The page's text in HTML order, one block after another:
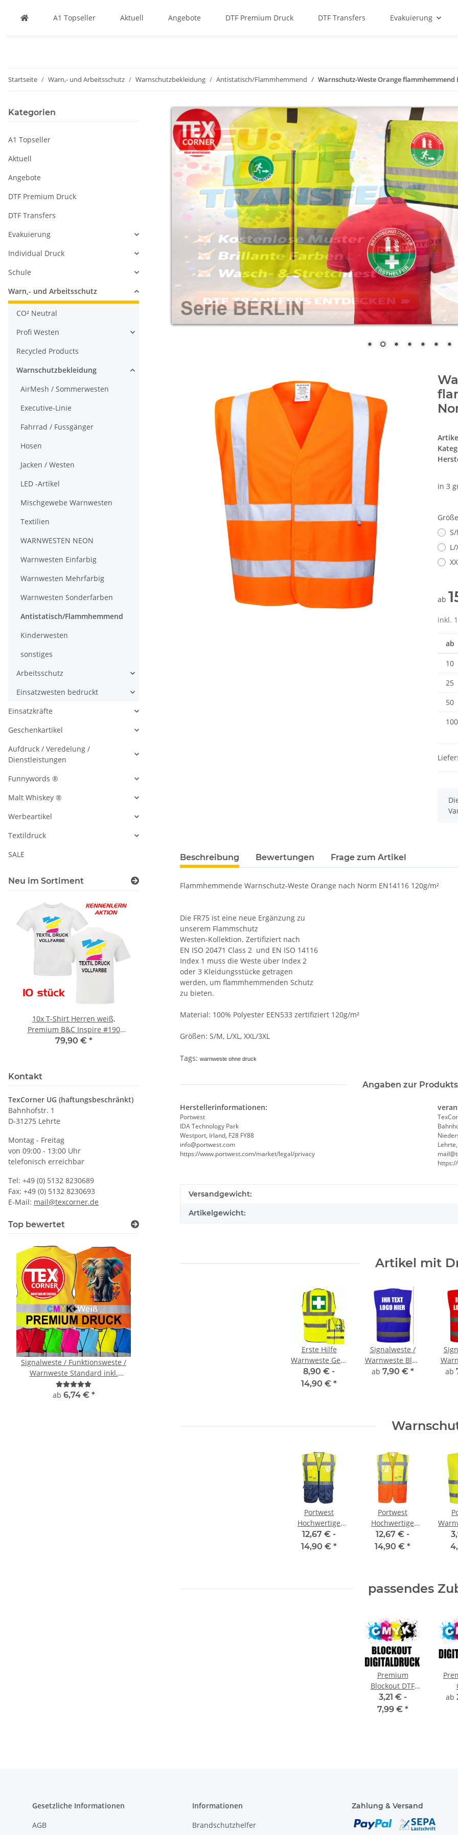
A1 Topseller Aktuell Angebote DTF Premium Druck DTF Transfers Evakuierung
Startseite Warn,- und Arbeitsschutz Warnschutzbekleidung Antistatisch/Flammhemmend Warnschutz-Weste Orange flammhemmend
in 3
Größe
L/
ab
inkl.
ab
10
25
50
100
x
Beschreibung Bewertungen Frage zum Artikel
Flammhemmende Warnschutz-Weste Orange nach Norm EN14116 120g/m²
Die FR75 ist eine neue Ergänzung zu
unserem Flammschutz
Westen-Kollektion. Zertifiziert nach
EN ISO 20471 Class 2 und EN ISO 14116
Index 1 muss die Weste über Index 2
oder 3 Kleidungsstücke getragen
werden, um flammhemmenden Schutz
zu bieten.
Material: 100% Polyester EEN533 zertifiziert 120g/m²
Größen: S/M, L/XL, XXL/3XL
Tags: warnweste ohne druck
Angaben zur
Herstellerinformationen:
Portwest
IDA Technology Park
Westport, Irland, F28 FY88
info@portwest.com
https://www.portwest.com/market/legal/privacy
Versandgewicht:
Artikelgewicht:
Artikel mit
Erste Hilfe
Warnweste Gelb
M, L, XL, XXL, 3XL,
4XL
8,90 € -
14,90 € *
Signalweste /
Warnweste Blau
unisize inkl
ab 7,90 € * ab
Portwest
Hochwertige
Executive
Warnweste - two
12,67 € -
14,90 € *
Portwest
Hochwertige
Warnweste
Executive - two
12,67 € -
14,90 € *
EN
passendes
Premium
Blockout DTF
Digitaldruck
CMYK
3,21 € -
7,99 € *
ab
Kategorien
A1 Topseller
Aktuell
Angebote
DTF Premium Druck
DTF Transfers
Evakuierung
Individual Druck
Schule
Warn,- und Arbeitsschutz
CO² Neutral
Profi Westen
Recycled Products
Warnschutzbekleidung
AirMesh / Sommerwesten
Executive-Linie
Fahrrad / Fussgänger
Hosen
Jacken / Westen
LED -Artikel
Mischgewebe Warnwesten
Textilien
WARNWESTEN NEON
Warnwesten Einfarbig
Warnwesten Mehrfarbig
Warnwesten Sonderfarben
Antistatisch/Flammhemmend
Kinderwesten
sonstiges
Arbeitsschutz
Einsatzwesten bedruckt
Einsatzkräfte
Geschenkartikel
Aufdruck / Veredelung /
Dienstleistungen
Funnywords ®
Malt Whiskey ®
Werbeartikel
Textildruck
SALE
Neu im Sortiment
10x T-Shirt Herren weiß,
Premium B&C Inspire #190
Rundhals mit EINER
79,90 € *
Feuerwehr Trinkflasche 5010
Wunschnamen
7,99 € -14,99 €*
LEITUNG SAMMELSTELLE
Kontakt
TexCorner UG (haftungsbeschränkt)
Bahnhofstr. 1
D-31275 Lehrte
Montag - Freitag
von 09:00 - 13:00 Uhr
telefonisch erreichbar
Tel: +49 (0) 5132 8230689
Fax: +49 (0) 5132 8230693
E-Mail: mail@texcorner.de
Top bewertet
Signalweste / Funktionsweste /
Warnweste Standard inkl.
Premium CMYK + weiß druck
ab 6,74 € *
Korntex® - Kinderwarnweste -
Orange 3 größen
Signalweste
Warnweste
Gesetzliche Informationen
AGB
Informationen
Brandschutzhelfer
Zahlung & Versand